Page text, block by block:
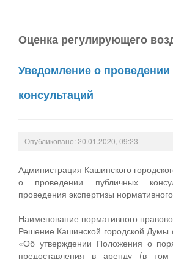
Оценка регулирующего
Уведомление о
консультаций
Опубликовано: 20.01.2020, 09:23
Администрация Кашинского
о проведении публичных
проведения экспертизы
Наименование нормативного
Решение Кашинской городской
«Об утверждении Положения о
предоставления в аренду (в